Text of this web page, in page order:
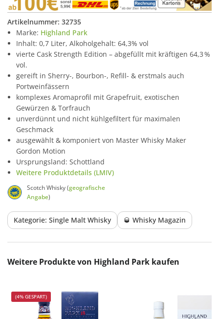
Artikelnummer: 32735
Marke: Highland Park
Inhalt: 0,7 Liter, Alkoholgehalt: 64,3% vol
vierte Cask Strength Edition – abgefüllt mit kräftigen 64,3 %
vol.
gereift in Sherry-, Bourbon-, Refill- & erstmals auch
Portweinfässern
komplexes Aromaprofil mit Grapefruit, exotischen
Gewürzen & Torfrauch
unverdünnt und nicht kühlgefiltert für maximalen
Geschmack
ausgewählt & komponiert von Master Whisky Maker
Gordon Motion
Ursprungsland: Schottland
Weitere Produktdetails (LMIV)
Scotch Whisky (geografische
Angabe)
Kategorie: Single Malt Whisky 🥃 Whisky Magazin
Produktgalerie überspringen
Weitere Produkte von Highland Park kaufen
(4% GESPART)